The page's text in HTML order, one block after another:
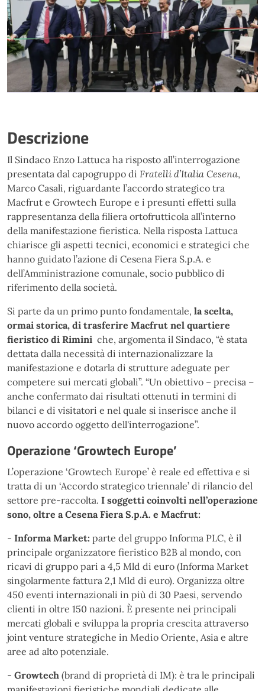
Descrizione
Il Sindaco Enzo Lattuca ha risposto all’interrogazione
presentata dal capogruppo di Fratelli d’Italia Cesena,
Marco Casali, riguardante l’accordo strategico tra
Macfrut e Growtech Europe e i presunti effetti sulla
rappresentanza della filiera ortofrutticola all’interno
della manifestazione fieristica. Nella risposta Lattuca
chiarisce gli aspetti tecnici, economici e strategici che
hanno guidato l’azione di Cesena Fiera S.p.A. e
dell’Amministrazione comunale, socio pubblico di
riferimento della società.
Si parte da un primo punto fondamentale, la scelta,
ormai storica, di trasferire Macfrut nel quartiere
fieristico di Rimini che, argomenta il Sindaco, “è stata
dettata dalla necessità di internazionalizzare la
manifestazione e dotarla di strutture adeguate per
competere sui mercati globali”. “Un obiettivo – precisa –
anche confermato dai risultati ottenuti in termini di
bilanci e di visitatori e nel quale si inserisce anche il
nuovo accordo oggetto dell'interrogazione”.
Operazione ‘Growtech Europe’
L’operazione ‘Growtech Europe’ è reale ed effettiva e si
tratta di un ‘Accordo strategico triennale’ di rilancio del
settore pre-raccolta. I soggetti coinvolti nell’operazione
sono, oltre a Cesena Fiera S.p.A. e Macfrut:
- Informa Market: parte del gruppo Informa PLC, è il
principale organizzatore fieristico B2B al mondo, con
ricavi di gruppo pari a 4,5 Mld di euro (Informa Market
singolarmente fattura 2,1 Mld di euro). Organizza oltre
450 eventi internazionali in più di 30 Paesi, servendo
clienti in oltre 150 nazioni. È presente nei principali
mercati globali e sviluppa la propria crescita attraverso
joint venture strategiche in Medio Oriente, Asia e altre
aree ad alto potenziale.
- Growtech (brand di proprietà di IM): è tra le principali